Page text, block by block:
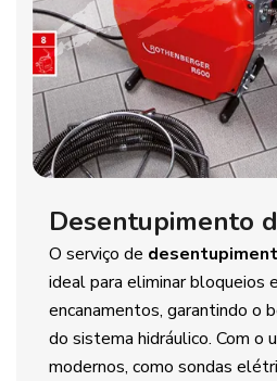
Desentupimento
O serviço de
ideal para eliminar bloqueios
encanamentos, garantindo o
do sistema hidráulico. Com o
modernos, como sondas